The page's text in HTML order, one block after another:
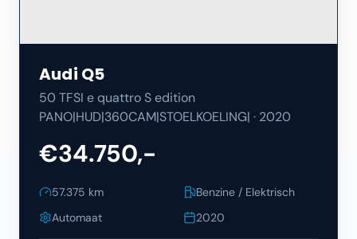
Audi Q5
50 TFSI e quattro S edition
PANO|HUD|360CAM|STOELKOELING| · 2020
€34.750,-
57.375 km
Benzine / Elektrisch
Automaat
2020